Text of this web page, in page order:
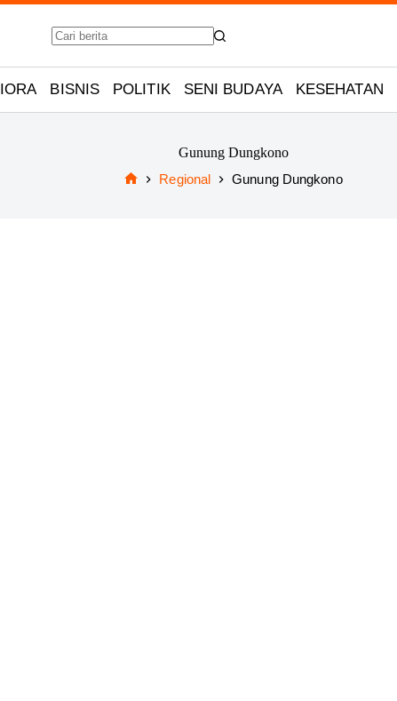
No
BISNIS POLITIK SENI BUDAYA KESEHATAN
Gunung Dungkono
Regional Gunung Dungkono